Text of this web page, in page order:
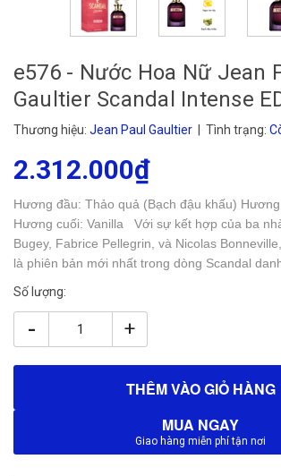
e576 - Nước Hoa Nữ Jean
Gaultier Scandal Intense
Thương hiệu: Jean Paul Gaultier | Tình trạng:
2.312.000₫
Hương đầu: Thảo quả (Bạch đậu khấu)
Hương cuối: Vanilla Với sự kết hợp của ba
Bugey, Fabrice Pellegrin, và Nicolas
là phiên bản mới nhất trong dòng Scandal danh
Số lượng:
- +
THÊM VÀO GIỎ HÀNG
MUA NGAY
Giao hàng miễn phí tận nơi